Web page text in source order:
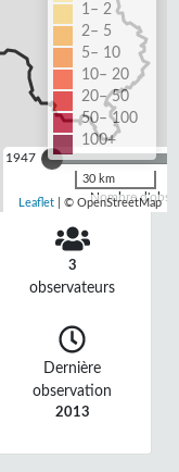
1947
Nombre
1– 2
2– 5
5– 10
10– 20
20– 50
50– 100
100+
30 km
Leaflet | © OpenStreetMap
3
observateurs
Dernière
observation
2013